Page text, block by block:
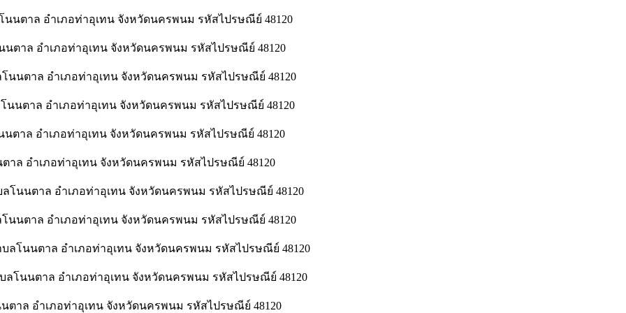
นตาล อำเภอท่าอุเทน จังหวัดนครพนม รหัสไปรษณีย์ 48120
ตาล อำเภอท่าอุเทน จังหวัดนครพนม รหัสไปรษณีย์ 48120
นตาล อำเภอท่าอุเทน จังหวัดนครพนม รหัสไปรษณีย์ 48120
นตาล อำเภอท่าอุเทน จังหวัดนครพนม รหัสไปรษณีย์ 48120
ตาล อำเภอท่าอุเทน จังหวัดนครพนม รหัสไปรษณีย์ 48120
ล อำเภอท่าอุเทน จังหวัดนครพนม รหัสไปรษณีย์ 48120
โนนตาล อำเภอท่าอุเทน จังหวัดนครพนม รหัสไปรษณีย์ 48120
นตาล อำเภอท่าอุเทน จังหวัดนครพนม รหัสไปรษณีย์ 48120
โนนตาล อำเภอท่าอุเทน จังหวัดนครพนม รหัสไปรษณีย์ 48120
โนนตาล อำเภอท่าอุเทน จังหวัดนครพนม รหัสไปรษณีย์ 48120
าล อำเภอท่าอุเทน จังหวัดนครพนม รหัสไปรษณีย์ 48120